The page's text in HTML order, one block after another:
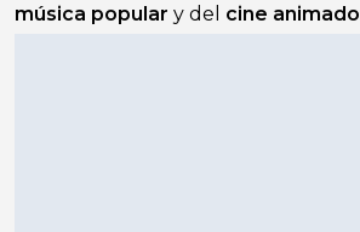
música popular y del cine animado